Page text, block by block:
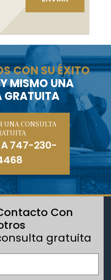
CON SU ÉXITO
MISMO UNA
GRATUITA
UNA CONSULTA
747-230-
Con
gratuita